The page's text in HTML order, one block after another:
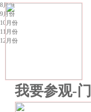
8月份
9月份
10月份
11月份
12月份
我要参观-